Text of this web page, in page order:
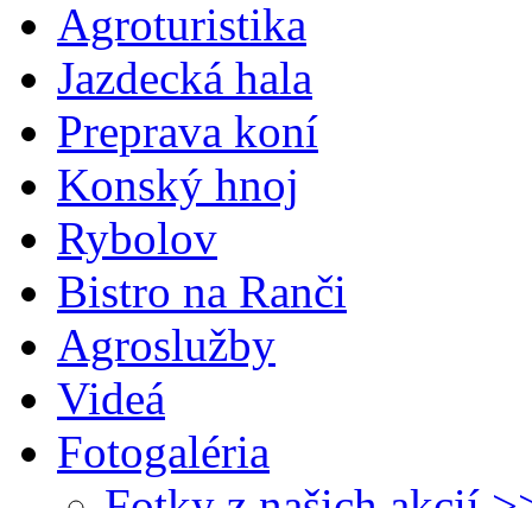
Agroturistika
Jazdecká hala
Preprava koní
Konský hnoj
Rybolov
Bistro na Ranči
Agroslužby
Videá
Fotogaléria